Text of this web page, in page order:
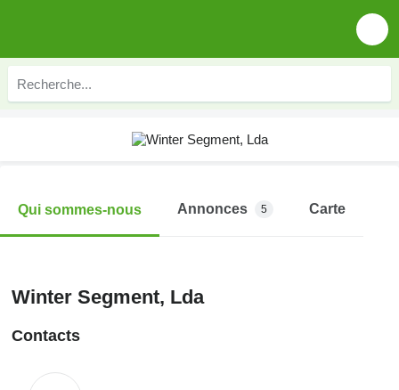
Qui sommes-nous Annonces 5 Carte
Winter Segment, Lda
Contacts